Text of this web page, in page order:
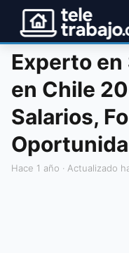
Experto
en Chile
Salarios,
hace 1 año · Actualizado